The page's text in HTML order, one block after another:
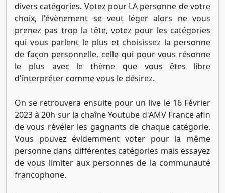
divers catégories. Votez pour LA personne de votre
choix, l'évènement se veut léger alors ne vous
prenez pas trop la tête, votez pour les catégories
qui vous parlent le plus et choisissez la personne
de façon personnelle, celle qui pour vous résonne
le plus avec le thème que vous êtes libre
d'interpréter comme vous le désirez.
On se retrouvera ensuite pour un live le 16 Février
2023 à 20h sur la chaîne Youtube d'AMV France afin
de vous révéler les gagnants de chaque catégorie.
Vous pouvez évidemment voter pour la même
personne dans différentes catégories mais essayez
de vous limiter aux personnes de la communauté
francophone.